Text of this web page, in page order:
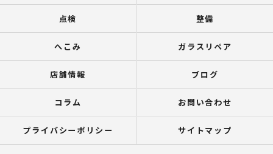
点検 整備
へこみ ガラスリペア
店舗情報 ブログ
コラム お問い合わせ
プライバシーポリシー サイトマップ